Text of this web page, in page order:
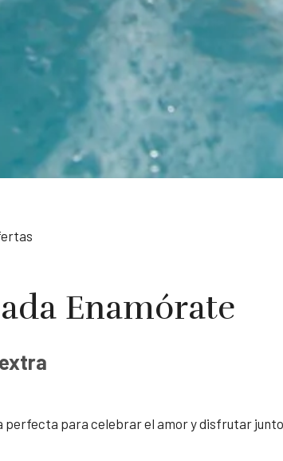
Enamórate
perfecta para celebrar el amor y disfrutar